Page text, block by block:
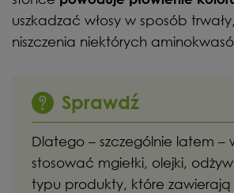
uszkadzać włosy w sposób
niszczenia niektórych
Sprawdź
Dlatego – szczególnie latem –
stosować mgiełki, olejki,
typu produkty, które zawierają